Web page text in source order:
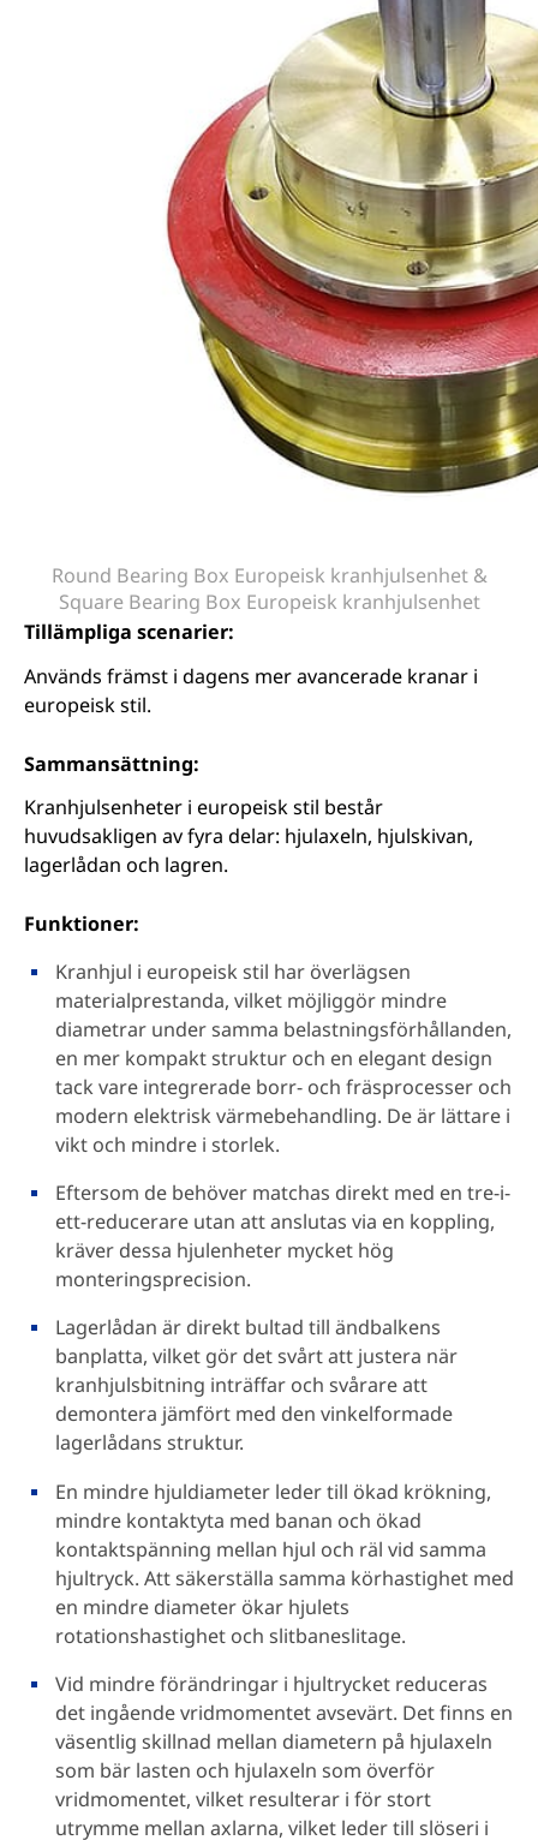
Round Bearing Box Europeisk kranhjulsenhet &
Square Bearing Box Europeisk kranhjulsenhet
Tillämpliga scenarier:
Används främst i dagens mer avancerade kranar i
europeisk stil.
Sammansättning:
Kranhjulsenheter i europeisk stil består
huvudsakligen av fyra delar: hjulaxeln, hjulskivan,
lagerlådan och lagren.
Funktioner:
Kranhjul i europeisk stil har överlägsen
materialprestanda, vilket möjliggör mindre
diametrar under samma belastningsförhållanden,
en mer kompakt struktur och en elegant design
tack vare integrerade borr- och fräsprocesser och
modern elektrisk värmebehandling. De är lättare i
vikt och mindre i storlek.
Eftersom de behöver matchas direkt med en tre-i-
ett-reducerare utan att anslutas via en koppling,
kräver dessa hjulenheter mycket hög
monteringsprecision.
Lagerlådan är direkt bultad till ändbalkens
banplatta, vilket gör det svårt att justera när
kranhjulsbitning inträffar och svårare att
demontera jämfört med den vinkelformade
lagerlådans struktur.
En mindre hjuldiameter leder till ökad krökning,
mindre kontaktyta med banan och ökad
kontaktspänning mellan hjul och räl vid samma
hjultryck. Att säkerställa samma körhastighet med
en mindre diameter ökar hjulets
rotationshastighet och slitbaneslitage.
Vid mindre förändringar i hjultrycket reduceras
det ingående vridmomentet avsevärt. Det finns en
väsentlig skillnad mellan diametern på hjulaxeln
som bär lasten och hjulaxeln som överför
vridmomentet, vilket resulterar i för stort
utrymme mellan axlarna, vilket leder till slöseri i